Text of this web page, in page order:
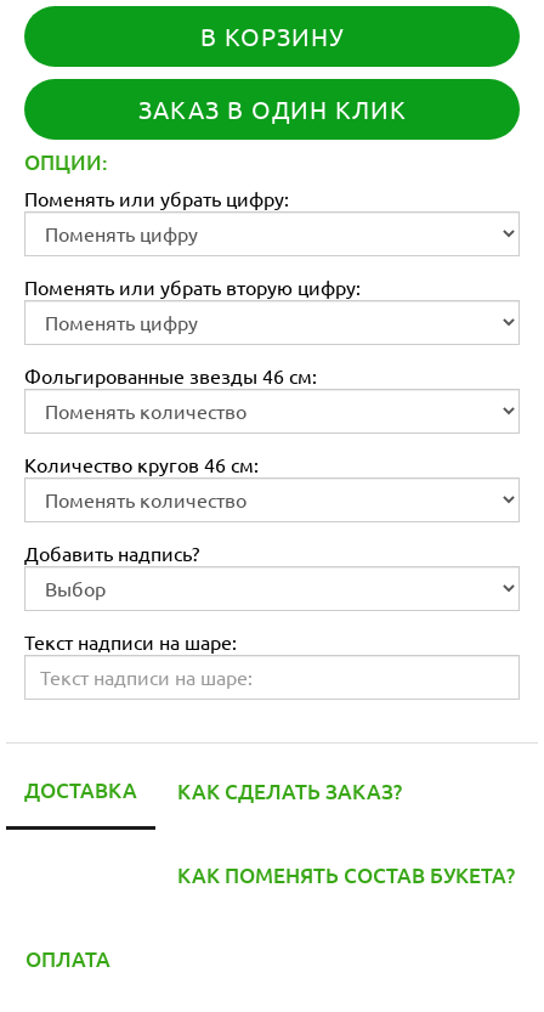
В КОРЗИНУ
ЗАКАЗ В ОДИН КЛИК
ОПЦИИ:
Поменять или убрать цифру:
Поменять или убрать вторую цифру:
Фольгированные звезды 46 см:
Количество кругов 46 см:
Добавить надпись?
Текст надписи на шаре:
ДОСТАВКА КАК СДЕЛАТЬ ЗАКАЗ?
КАК ПОМЕНЯТЬ СОСТАВ БУКЕТА?
ОПЛАТА